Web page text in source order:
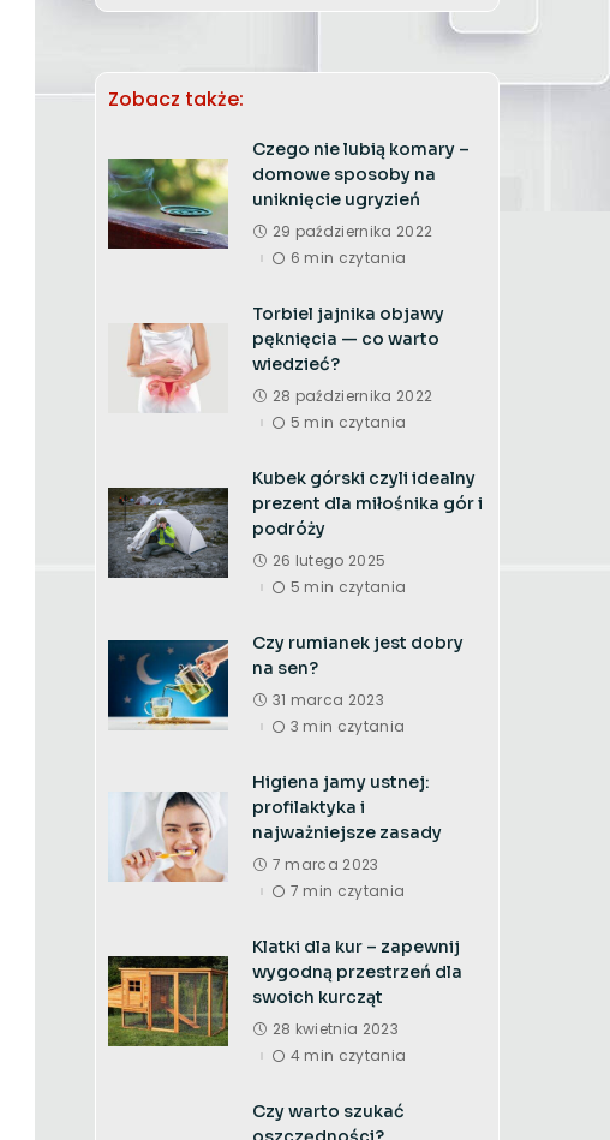
Zobacz także:
Czego nie lubią komary –
domowe sposoby na
uniknięcie ugryzień
29 października 2022
6 min czytania
Torbiel jajnika objawy
pęknięcia — co warto
wiedzieć?
28 października 2022
5 min czytania
Kubek górski czyli idealny
prezent dla miłośnika gór i
podróży
26 lutego 2025
5 min czytania
Czy rumianek jest dobry
na sen?
31 marca 2023
3 min czytania
Higiena jamy ustnej:
profilaktyka i
najważniejsze zasady
7 marca 2023
7 min czytania
Klatki dla kur – zapewnij
wygodną przestrzeń dla
swoich kurcząt
28 kwietnia 2023
4 min czytania
Czy warto szukać